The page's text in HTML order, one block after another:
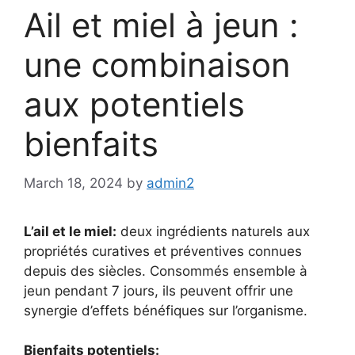
Ail et miel à jeun :
une combinaison
aux potentiels
bienfaits
March 18, 2024 by admin2
L’ail et le miel: deux ingrédients naturels aux
propriétés curatives et préventives connues
depuis des siècles. Consommés ensemble à
jeun pendant 7 jours, ils peuvent offrir une
synergie d’effets bénéfiques sur l’organisme.
Bienfaits potentiels: